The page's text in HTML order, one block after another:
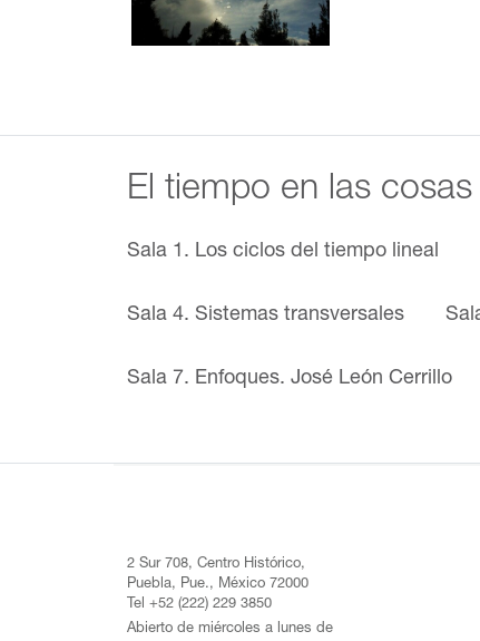
El tiempo en las
Sala 1. Los ciclos del tiempo lineal
Sala 4. Sistemas transversales
Sala 7. Enfoques. José León Cerrillo
2 Sur 708, Centro Histórico,
Puebla, Pue., México 72000
Tel +52 (222) 229 3850
Abierto de miércoles a lunes de